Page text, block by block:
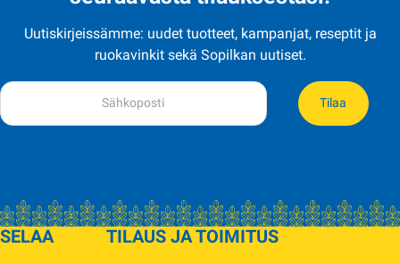
Uutiskirjeissämme: uudet tuotteet, kampanjat, reseptit ja
ruokavinkit sekä Sopilkan uutiset.
Tilaa
SELAA TILAUS JA TOIMITUS